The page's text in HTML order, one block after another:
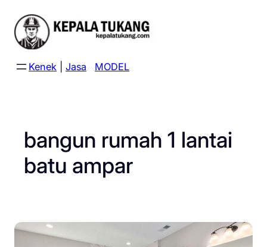
content
Kenek Jasa MODEL
bangun rumah 1 lantai
batu ampar